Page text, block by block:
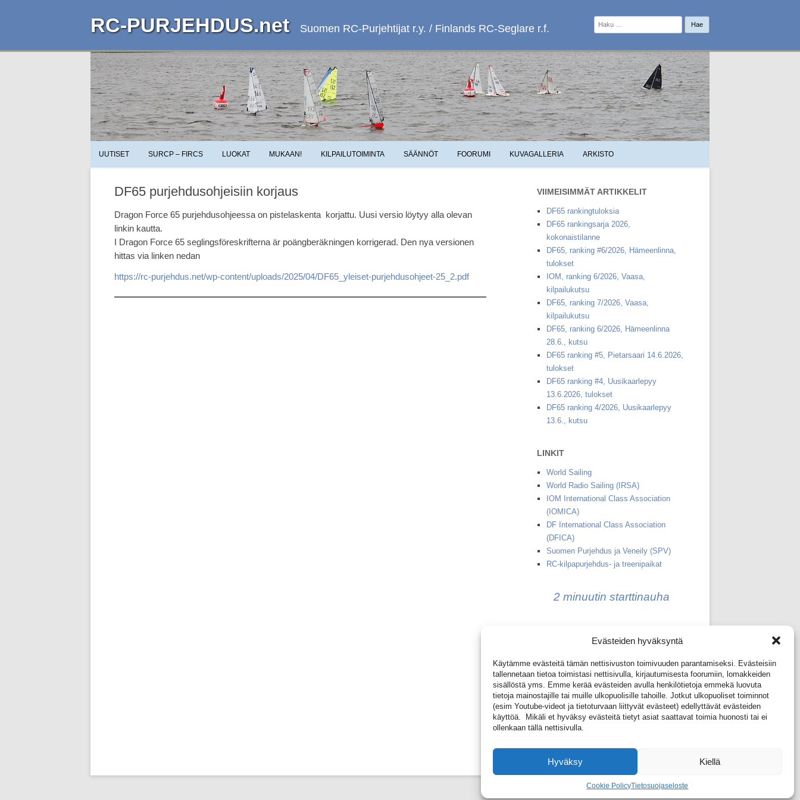
Evästeiden hyväksyntä
Käytämme evästeitä tämän nettisivuston toimivuuden parantamiseksi. Evästeisiin
tallennetaan tietoa toimistasi nettisivulla, kirjautumisesta foorumiin, lomakkeiden
sisällöstä yms. Emme kerää evästeiden avulla henkilötietoja emmekä luovuta
tietoja mainostajille tai muille ulkopuolisille tahoille. Jotkut ulkopuoliset toiminnot
(esim Youtube-videot ja tietoturvaan liittyvät evästeet) edellyttävät evästeiden
käyttöä. Mikäli et hyväksy evästeitä tietyt asiat saattavat toimia huonosti tai ei
ollenkaan tällä nettisivulla.
Hyväksy Kiellä
Cookie PolicyTietosuojaseloste
RC-PURJEHDUS.net Suomen RC-Purjehtijat r.y. / Finlands RC-Seglare r.f.
Haku:
UUTISET SURCP – FIRCS LUOKAT MUKAAN! KILPAILUTOIMINTA SÄÄNNÖT FOORUMI KUVAGALLERIA ARKISTO
DF65 purjehdusohjeisiin korjaus
Dragon Force 65 purjehdusohjeessa on pistelaskenta korjattu. Uusi versio löytyy alla olevan
linkin kautta.
I Dragon Force 65 seglingsföreskrifterna är poängberäkningen korrigerad. Den nya versionen
hittas via linken nedan
https://rc-purjehdus.net/wp-content/uploads/2025/04/DF65_yleiset-purjehdusohjeet-25_2.pdf
VIIMEISIMMÄT ARTIKKELIT
DF65 rankingtuloksia
DF65 rankingsarja 2026,
kokonaistilanne
DF65, ranking #6/2026, Hämeenlinna,
tulokset
IOM, ranking 6/2026, Vaasa,
kilpailukutsu
DF65, ranking 7/2026, Vaasa,
kilpailukutsu
DF65, ranking 6/2026, Hämeenlinna
28.6., kutsu
DF65 ranking #5, Pietarsaari 14.6.2026,
tulokset
DF65 ranking #4, Uusikaarlepyy
13.6.2026, tulokset
DF65 ranking 4/2026, Uusikaarlepyy
13.6., kutsu
LINKIT
World Sailing
World Radio Sailing (IRSA)
IOM International Class Association
(IOMICA)
DF International Class Association
(DFICA)
Suomen Purjehdus ja Veneily (SPV)
RC-kilpapurjehdus- ja treenipaikat
2 minuutin starttinauha
Kirjaudu foorumiin
Liity jäseneksi!